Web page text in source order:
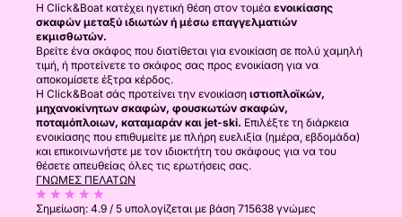
Η Click&Boat κατέχει ηγετική θέση στον τομέα ενοικίασης
σκαφών μεταξύ ιδιωτών ή μέσω επαγγελματιών
εκμισθωτών.
Βρείτε ένα σκάφος που διατίθεται για ενοικίαση σε πολύ χαμηλή
τιμή, ή προτείνετε το σκάφος σας προς ενοικίαση για να
αποκομίσετε έξτρα κέρδος.
Η Click&Boat σάς προτείνει την ενοικίαση ιστιοπλοϊκών,
μηχανοκίνητων σκαφών, φουσκωτών σκαφών,
ποταμόπλοιων, καταμαράν και jet-ski. Επιλέξτε τη διάρκεια
ενοικίασης που επιθυμείτε με πλήρη ευελιξία (ημέρα, εβδομάδα)
και επικοινωνήστε με τον ιδιοκτήτη του σκάφους για να του
θέσετε απευθείας όλες τις ερωτήσεις σας.
ΓΝΏΜΕΣ ΠΕΛΑΤΏΝ
Σημείωση: 4.9 / 5 υπολογίζεται με βάση 715638 γνώμες